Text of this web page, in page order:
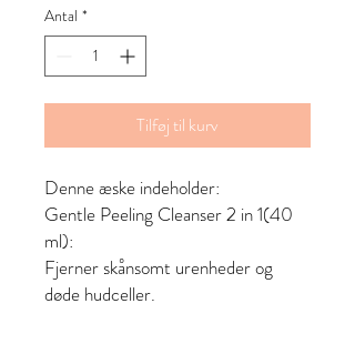
Antal *
Tilføj til kurv
Denne æske indeholder:
Gentle Peeling Cleanser 2 in 1(40
ml):
Fjerner skånsomt urenheder og
døde hudceller.